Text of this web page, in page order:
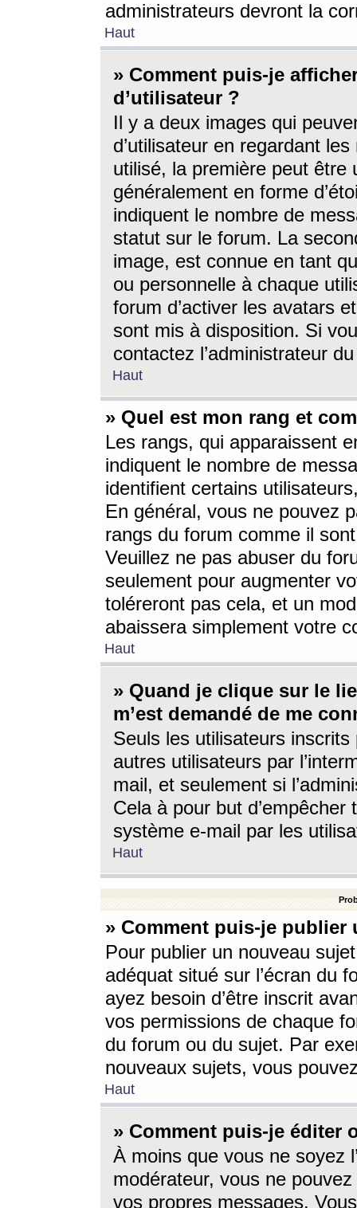
administrateurs devront la
Haut
» Comment puis-je
d’utilisateur ?
Il y a deux images qui
d’utilisateur en regardant
utilisé, la première peut être
généralement en forme
indiquent le nombre de
statut sur le forum. La
image, est connue en tant
ou personnelle à chaque
forum d’activer les avatars
sont mis à disposition. Si
contactez l’administrateur
Haut
» Quel est mon rang et
Les rangs, qui apparaissent
indiquent le nombre de
identifient certains
En général, vous ne pouvez
rangs du forum comme il
Veuillez ne pas abuser du
seulement pour augmenter
toléreront pas cela, et un
abaissera simplement votre
Haut
» Quand je clique sur le
m’est demandé de me
Seuls les utilisateurs
autres utilisateurs par
mail, et seulement si
Cela à pour but
système e-mail par les
Haut
» Comment puis-je
Pour publier un nouveau
adéquat situé sur l’écran du
ayez besoin d’être inscrit
vos permissions de chaque
du forum ou du sujet. Par
nouveaux sujets, vous
Haut
» Comment puis-je éditer
À moins que vous ne soyez
modérateur, vous ne
vos propres messages.